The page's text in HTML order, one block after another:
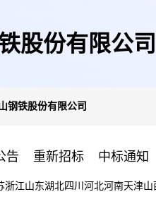
股份有限公司
钢铁股份有限公司
告 重新招标 中标通知
浙江山东湖北四川 河北河南天津山